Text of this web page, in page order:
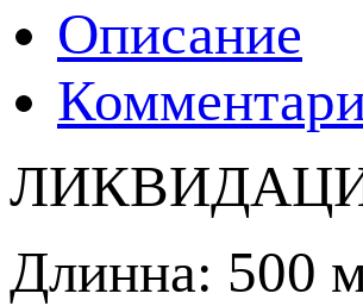
Описание
Длинна: 500